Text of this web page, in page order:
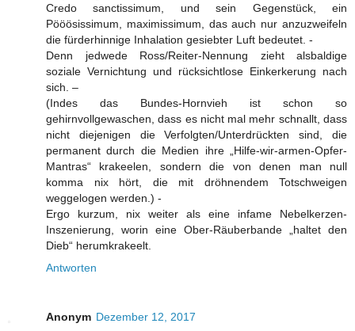
Credo sanctissimum, und sein Gegenstück, ein
Pööösissimum, maximissimum, das auch nur anzuzweifeln
die fürderhinnige Inhalation gesiebter Luft bedeutet. -
Denn jedwede Ross/Reiter-Nennung zieht alsbaldige
soziale Vernichtung und rücksichtlose Einkerkerung nach
sich. –
(Indes das Bundes-Hornvieh ist schon so
gehirnvollgewaschen, dass es nicht mal mehr schnallt, dass
nicht diejenigen die Verfolgten/Unterdrückten sind, die
permanent durch die Medien ihre „Hilfe-wir-armen-Opfer-
Mantras“ krakeelen, sondern die von denen man null
komma nix hört, die mit dröhnendem Totschweigen
weggelogen werden.) -
Ergo kurzum, nix weiter als eine infame Nebelkerzen-
Inszenierung, worin eine Ober-Räuberbande „haltet den
Dieb“ herumkrakeelt.
Antworten
Anonym Dezember 12, 2017